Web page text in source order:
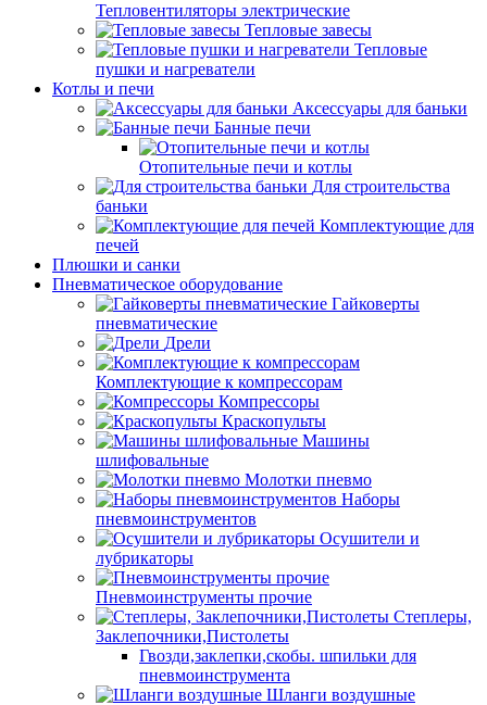
Тепловентиляторы электрические
Тепловые завесы
Тепловые
пушки и нагреватели
Котлы и печи
Аксессуары для баньки
Банные печи
Отопительные печи и котлы
Для строительства
баньки
Комплектующие для
печей
Плюшки и санки
Пневматическое оборудование
Гайковерты
пневматические
Дрели
Комплектующие к компрессорам
Компрессоры
Краскопульты
Машины
шлифовальные
Молотки пневмо
Наборы
пневмоинструментов
Осушители и
лубрикаторы
Пневмоинструменты прочие
Степлеры,
Заклепочники,Пистолеты
Гвозди,заклепки,скобы. шпильки для
пневмоинструмента
Шланги воздушные